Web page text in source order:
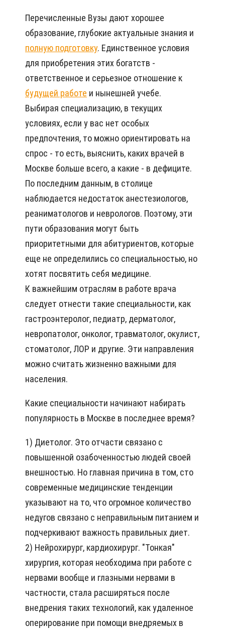
Перечисленные Вузы дают хорошее
образование, глубокие актуальные знания и
полную подготовку. Единственное условия
для приобретения этих богатств -
ответственное и серьезное отношение к
будущей работе и нынешней учебе.
Выбирая специализацию, в текущих
условиях, если у вас нет особых
предпочтения, то можно ориентировать на
спрос - то есть, выяснить, каких врачей в
Москве больше всего, а какие - в дефиците.
По последним данным, в столице
наблюдается недостаток анестезиологов,
реаниматологов и неврологов. Поэтому, эти
пути образования могут быть
приоритетными для абитуриентов, которые
еще не определились со специальностью, но
хотят посвятить себя медицине.
К важнейшим отраслям в работе врача
следует отнести такие специальности, как
гастроэнтеролог, педиатр, дерматолог,
невропатолог, онколог, травматолог, окулист,
стоматолог, ЛОР и другие. Эти направления
можно считать жизненно важными для
населения.
Какие специальности начинают набирать
популярность в Москве в последнее время?
1) Диетолог. Это отчасти связано с
повышенной озабоченностью людей своей
внешностью. Но главная причина в том, сто
современные медицинские тенденции
указывают на то, что огромное количество
недугов связано с неправильным питанием и
подчеркивают важность правильных диет.
2) Нейрохирург, кардиохирург. "Тонкая"
хирургия, которая необходима при работе с
нервами вообще и глазными нервами в
частности, стала расширяться после
внедрения таких технологий, как удаленное
оперирование при помощи внедряемых в